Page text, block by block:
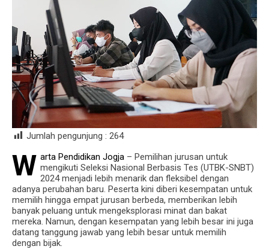
Jumlah pengunjung : 264
W arta Pendidikan Jogja – Pemilihan jurusan untuk
mengikuti Seleksi Nasional Berbasis Tes (UTBK-SNBT)
2024 menjadi lebih menarik dan fleksibel dengan
adanya perubahan baru. Peserta kini diberi kesempatan untuk
memilih hingga empat jurusan berbeda, memberikan lebih
banyak peluang untuk mengeksplorasi minat dan bakat
mereka. Namun, dengan kesempatan yang lebih besar ini juga
datang tanggung jawab yang lebih besar untuk memilih
dengan bijak.